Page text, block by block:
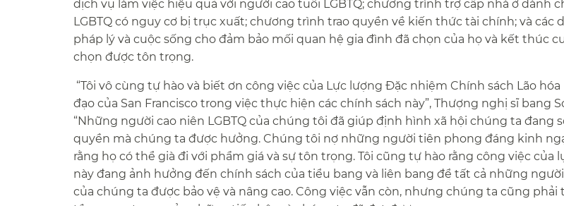
dịch vụ làm việc hiệu quả với người cao tuổi LGBTQ; chương trình trợ cấp nhà ở dành
LGBTQ có nguy cơ bị trục xuất; chương trình trao quyền về kiến thức tài chính; và các
pháp lý và cuộc sống cho đảm bảo mối quan hệ gia đình đã chọn của họ và kết thúc
chọn được tôn trọng.​​
“Tôi vô cùng tự hào và biết ơn công việc của Lực lượng Đặc nhiệm Chính sách Lão hóa
đạo của San Francisco trong việc thực hiện các chính sách này”, Thượng nghị sĩ bang
“Những người cao niên LGBTQ của chúng tôi đã giúp định hình xã hội chúng ta đang
quyền mà chúng ta được hưởng. Chúng tôi nợ những người tiên phong đáng kinh
rằng họ có thể già đi với phẩm giá và sự tôn trọng. Tôi cũng tự hào rằng công việc của
này đang ảnh hưởng đến chính sách của tiểu bang và liên bang để tất cả những người
của chúng ta được bảo vệ và nâng cao. Công việc vẫn còn, nhưng chúng ta cũng phải